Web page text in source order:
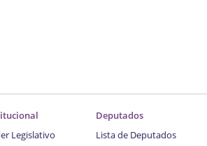
Legislativo
Deputados
Lista de Deputados